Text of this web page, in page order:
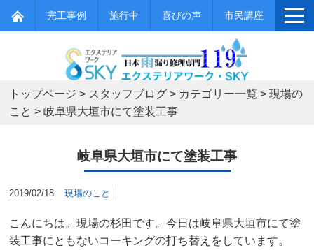
完工事例 施行中 喜びの声 市民講座
トップページ > スタッフブログ > カテゴリー一覧 >現場の
こと >岐阜県大垣市にて塗装工事
岐阜県大垣市にて塗装工事
2019/02/18 現場のこと
こんにちは。現場の杉田です。今日は岐阜県大垣市にて塗
装工事にともないコーキングの打ち替えをしています。